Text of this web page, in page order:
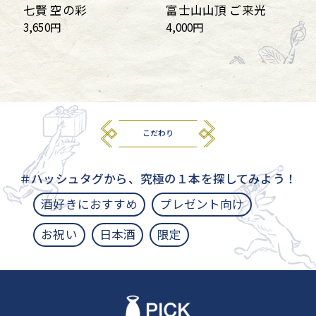
七賢 空の彩
3,650円
富士山山頂 ご来光
4,000円
こだわり
＃ハッシュタグから、究極の１本を探してみよう！
酒好きにおすすめ
プレゼント向け
お祝い
日本酒 限定